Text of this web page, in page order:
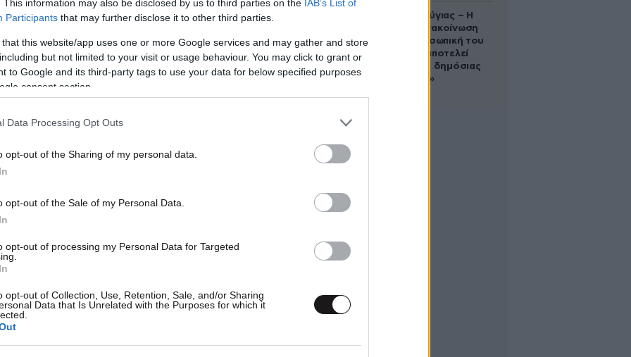
This information may also be disclosed by us to third parties on the IAB’s List of
Participants that may further disclose it to other third parties.
that this website/app uses one or more Google services and may gather and store
but not limited to your visit or usage behaviour. You may click to grant or
to Google and its third-party tags to use your data for below specified purposes
consent section.
Data Processing Opt Outs
opt-out of the Sharing of my personal data.
opt-out of the Sale of my Personal Data.
opt-out of processing my Personal Data for Targeted
opt-out of Collection, Use, Retention, Sale, and/or Sharing
Data that Is Unrelated with the Purposes for which it
όπου πραγματοποίησα αυτοψία σε Όρμο
Θηρασίας, που μέχρι και τώρα
Υπουργικής Απόφασης η οποία έχει
Χρίστος Κούγιας – Η
αυστηρή ανακοίνωση
για την προσωπική του
ζωή: «Δεν αποτελεί
αντικείμενο δημόσιας
συζήτησης»